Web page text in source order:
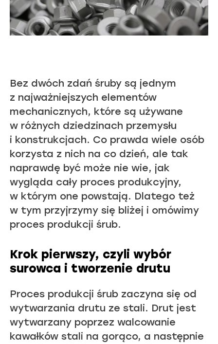
Bez dwóch zdań śruby są jednym
z najważniejszych elementów
mechanicznych, które są używane
w różnych dziedzinach przemysłu
i konstrukcjach. Co prawda wiele osób
korzysta z nich na co dzień, ale tak
naprawdę być może nie wie, jak
wygląda cały proces produkcyjny,
w którym one powstają. Dlatego też
w tym przyjrzymy się bliżej i omówimy
proces produkcji śrub.
Krok pierwszy, czyli wybór
surowca i tworzenie drutu
Proces produkcji śrub zaczyna się od
wytwarzania drutu ze stali. Drut jest
wytwarzany poprzez walcowanie
kawałków stali na gorąco, a następnie